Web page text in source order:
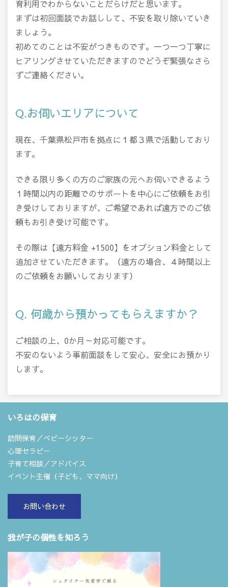
育利用でわからないことだらけだと思います。
まずは初回面談でお話しして、不安を取り除いていき
ましょう。
初めてのことは不安がつきものです。一つ一つ丁寧に
ヒアリングさせていただきますのでどうぞ緊張なさら
ずご連絡ください。
Q.お伺いエリアについて
現在、千葉県松戸市を拠点に１都３県で活動しており
ます。
できる限り多くの方のご家族の元へお伺いできるよう
１時間以内の距離でのサポートを中心にご依頼をお引
き受けしておりますが、ご希望であれば遠方でのご依
頼もお引き受け可能です。
その際は【遠方料金 +1500】をオプション料金として
追加させていただきます。（遠方の場合、４時間以上
のご依頼をお願いしております）
Q. 何歳から預かってもらえますか？
ご相談の上、0か月～対応可能です。
不安のないよう事前面談をして安心、安全にお預かり
します。
いろはの保育
訪問保育／ベビーシッター
心理セラピー
子育て相談／アドバイス
イベント主催（子ども、ママ向け）
お問い合わせ
我が子の個性を知ろう